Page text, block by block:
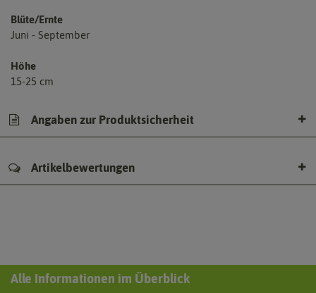
Blüte/Ernte
Juni - September
Höhe
15-25 cm
Angaben zur Produktsicherheit
Artikelbewertungen
Alle Informationen im Überblick